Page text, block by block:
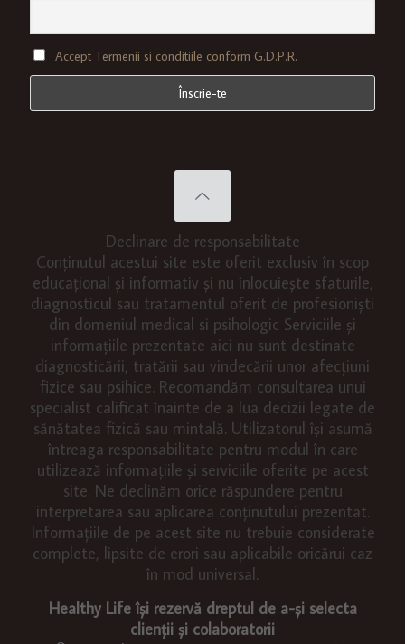
Accept Termenii si conditiile conform G.D.P.R.
Declinare de responsabilitate
Conținutul acestui site este oferit exclusiv în scop
educațional și informativ și nu înlocuiește sfaturile,
diagnosticul sau tratamentul oferit de profesioniști
din domeniul medical si psihologic Serviciile și
informațiile prezentate aici nu sunt destinate
diagnosticării, tratării sau vindecării unor afecțiuni
fizice sau psihice. Recomandăm consultarea unui
specialist calificat înainte de a lua decizii legate de
sănătatea fizică sau mintală. Utilizatorul își asumă
întreaga responsabilitate pentru modul în care
utilizează informațiile și serviciile oferite pe acest
site. Ne declinăm orice răspundere pentru
interpretarea sau aplicarea conținutului prezentat.
Informațiile de pe acest site nu trebuie considerate
complete, lipsite de erori sau aplicabile oricărui caz
în mod universal.
Healthy Life își rezervă dreptul de a-și selecta
clienții și colaboratorii